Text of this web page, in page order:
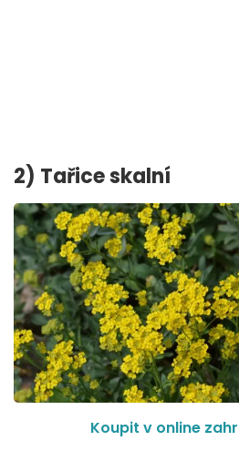
2) Tařice skalní
Koupit v online